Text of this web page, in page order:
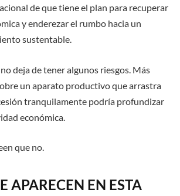
de que tiene el plan para recuperar
y enderezar el rumbo hacia un
sustentable.
deja de tener algunos riesgos. Más
un aparato productivo que arrastra
tranquilamente podría profundizar
económica.
que no.
APARECEN EN ESTA